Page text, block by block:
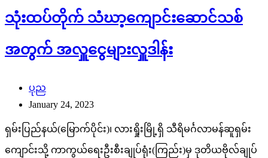
သုံးထပ်တိုက် သံဃာ့ကျောင်းဆောင်သစ်
အတွက် အလှူငွေများလှူဒါန်း
ပုည
January 24, 2023
ရှမ်းပြည်နယ်(မြောက်ပိုင်း)၊ လားရှိုးမြို့ရှိ သီရိမင်္ဂလာမန်ဆူရှမ်း
ကျောင်းသို့ ကာကွယ်ရေးဦးစီးချုပ်ရုံး(ကြည်း)မှ ဒုတိယဗိုလ်ချုပ်